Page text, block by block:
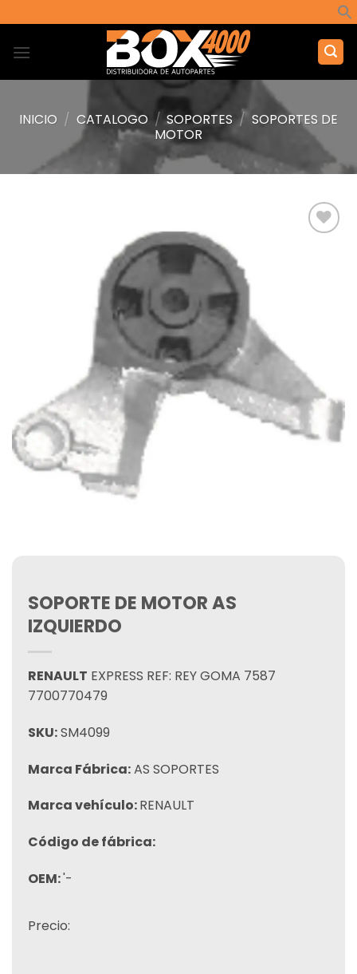
al
contenido
INICIO / CATALOGO / SOPORTES / SOPORTES DE
MOTOR
SOPORTE DE MOTOR AS
IZQUIERDO
RENAULT EXPRESS REF: REY GOMA 7587
7700770479
SKU:SM4099
Marca Fábrica:AS SOPORTES
Marca vehículo:RENAULT
Código de fábrica:
OEM:'-
Precio: